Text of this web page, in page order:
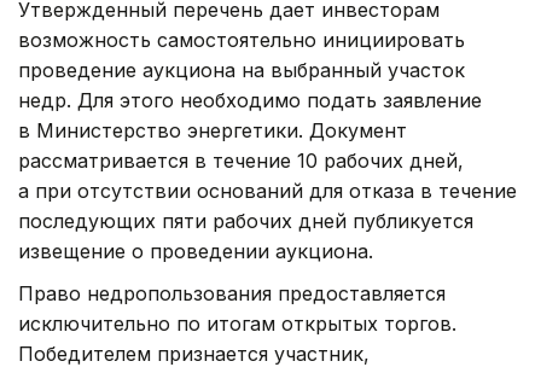
Утвержденный перечень дает инвесторам
возможность самостоятельно инициировать
проведение аукциона на выбранный участок
недр. Для этого необходимо подать заявление
в Министерство энергетики. Документ
рассматривается в течение 10 рабочих дней,
а при отсутствии оснований для отказа в течение
последующих пяти рабочих дней публикуется
извещение о проведении аукциона.
Право недропользования предоставляется
исключительно по итогам открытых торгов.
Победителем признается участник,